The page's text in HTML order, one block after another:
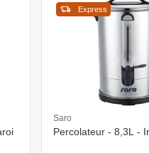
Express
Saro
Percolateur - 8,3L -